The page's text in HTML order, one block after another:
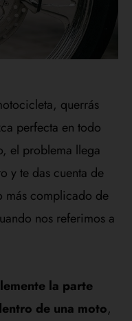
querrás
perfecta en todo
el problema llega
y te das cuenta de
más complicado de
nos referimos a
la parte
de una moto,